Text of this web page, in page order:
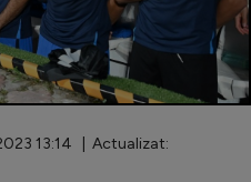
13:14 | Actualizat: